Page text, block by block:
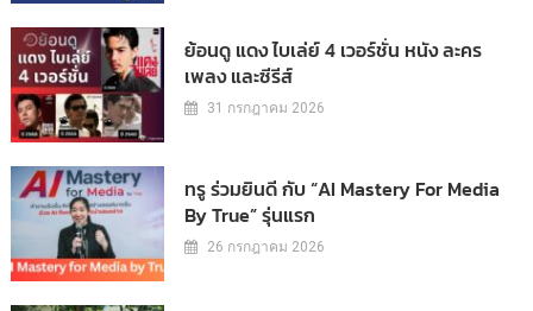
ย้อนดู แดง ไบเล่ย์ 4 เวอร์ชั่น หนัง ละคร
เพลง และซีรีส์
31 กรกฎาคม 2026
ทรู ร่วมยินดี กับ “AI Mastery For Media
By True” รุ่นแรก
26 กรกฎาคม 2026